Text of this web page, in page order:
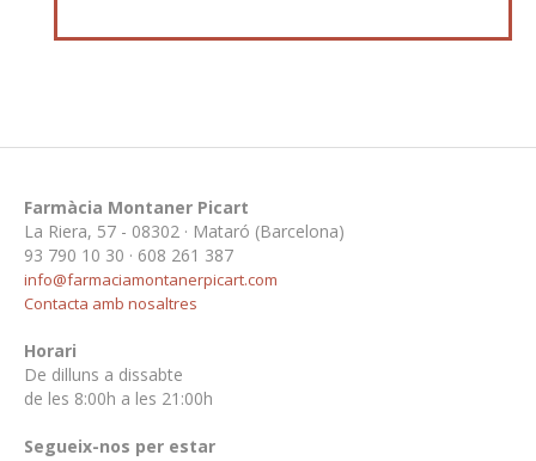
Farmàcia Montaner Picart
La Riera, 57 - 08302 · Mataró (Barcelona)
93 790 10 30 · 608 261 387
info@farmaciamontanerpicart.com
Contacta amb nosaltres
Horari
De dilluns a dissabte
de les 8:00h a les 21:00h
Segueix-nos per estar